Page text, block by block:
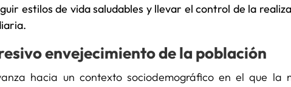
estilos de vida saludables y llevar el control de la
envejecimiento de la población
hacia un contexto sociodemográfico en el que la